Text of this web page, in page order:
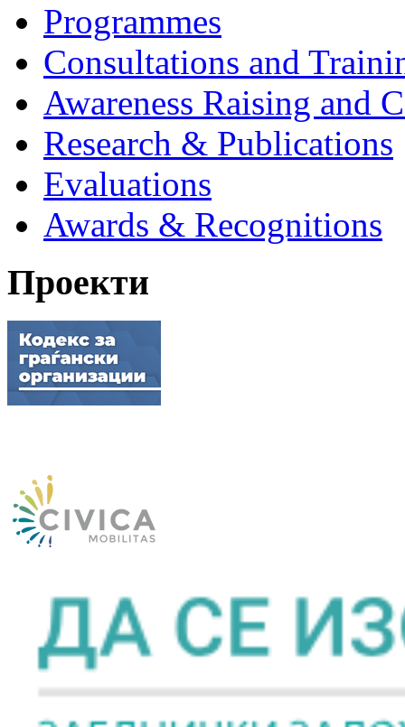
Programmes
Consultations and
Awareness Raising and
Research & Publications
Evaluations
Awards & Recognitions
Проекти